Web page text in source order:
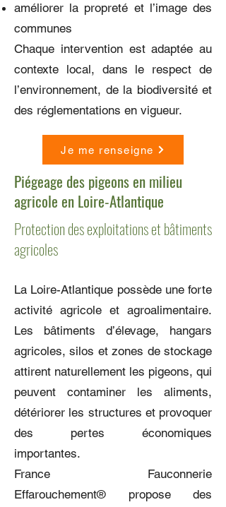
améliorer la propreté et l’image des
communes
Chaque intervention est adaptée au
contexte local, dans le respect de
l’environnement, de la biodiversité et
des réglementations en vigueur.
Je me renseigne
Piégeage des pigeons en milieu
agricole en Loire-Atlantique
Protection des exploitations et bâtiments
agricoles
La Loire-Atlantique possède une forte
activité agricole et agroalimentaire.
Les bâtiments d’élevage, hangars
agricoles, silos et zones de stockage
attirent naturellement les pigeons, qui
peuvent contaminer les aliments,
détériorer les structures et provoquer
des pertes économiques
importantes.
France Fauconnerie
Effarouchement® propose des